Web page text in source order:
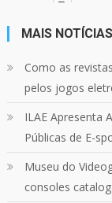
Confira em
Skull &
Mais em:
https://
MAIS NOTÍCIAS
Como as
pelos jogos
ILAE Apresenta
Públicas de E-
Museu do
consoles